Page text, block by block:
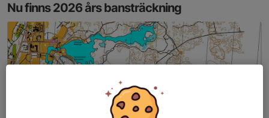
Nu finns 2026 års bansträckning